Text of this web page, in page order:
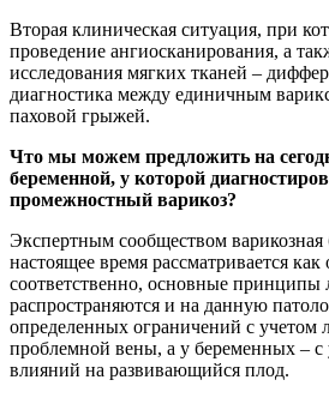
Вторая клиническая ситуация, при
проведение ангиосканирования, а
исследования мягких тканей –
диагностика между единичным
паховой грыжей.
Что мы можем предложить на
беременной, у которой
промежностный варикоз?
Экспертным сообществом варикозная
настоящее время рассматривается
соответственно, основные принципы
распространяются и на данную
определенных ограничений с учетом
проблемной вены, а у беременных –
влияний на развивающийся плод.